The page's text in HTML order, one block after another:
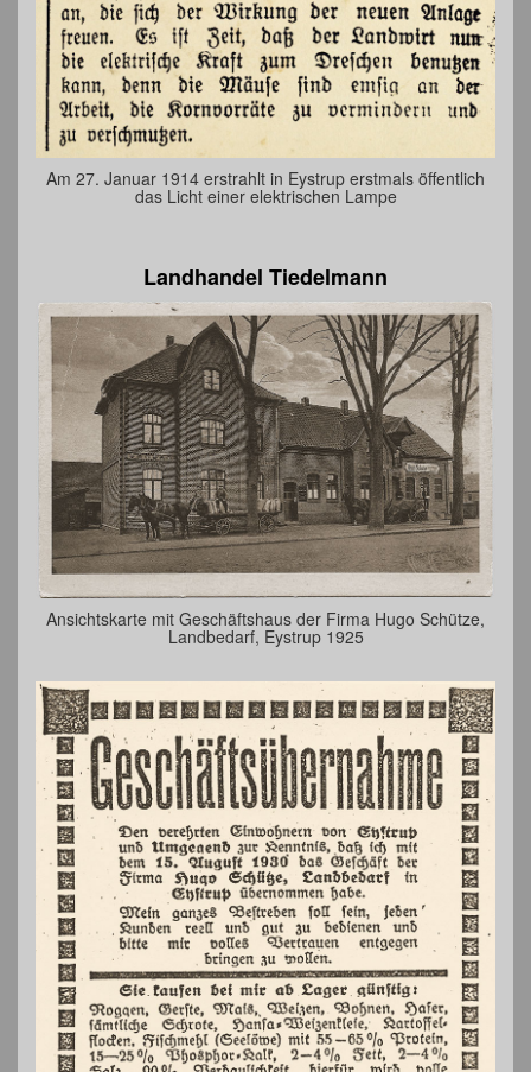
Am 27. Januar 1914 erstrahlt in Eystrup erstmals öffentlich
das Licht einer elektrischen Lampe
Landhandel Tiedelmann
Ansichtskarte mit Geschäftshaus der Firma Hugo Schütze,
Landbedarf, Eystrup 1925